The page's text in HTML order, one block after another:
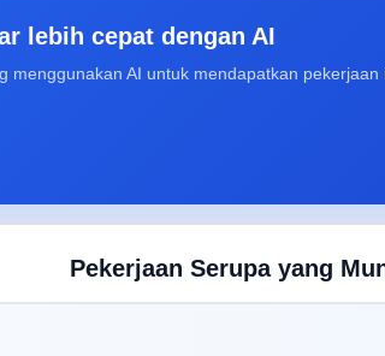
lebih cepat dengan AI
menggunakan AI untuk mendapatkan
Pekerjaan Serupa yang